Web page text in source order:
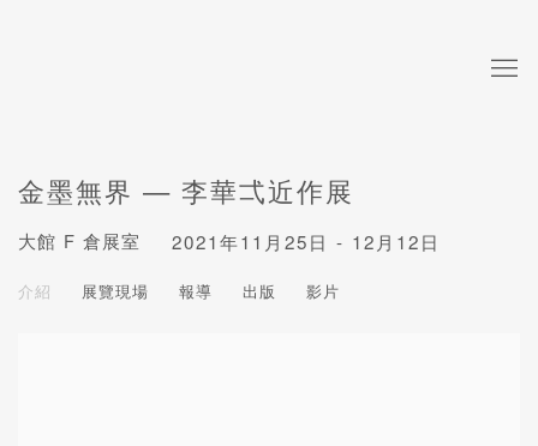
金墨無界 — 李華弌近作展
大館 F 倉展室 2021年11月25日 - 12月12日
介紹 展覽現場 報導 出版 影片